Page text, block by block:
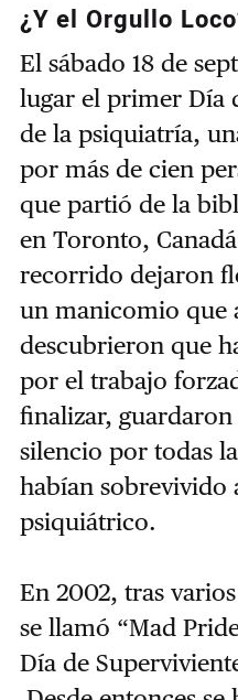
¿Y el Orgullo
El sábado 18 de
lugar el primer Día
de la psiquiatría,
por más de cien
que partió de la
en Toronto,
recorrido dejaron
un manicomio que
descubrieron que
por el trabajo
finalizar,
silencio por todas
habían sobrevivido
psiquiátrico.
En 2002, tras
se llamó “Mad
Día de